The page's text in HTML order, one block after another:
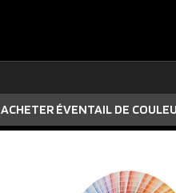
ACHETER ÉVENTAIL DE